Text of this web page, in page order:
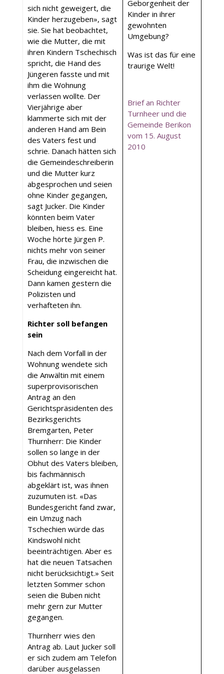
sich nicht geweigert, die
Kinder herzugeben», sagt
sie. Sie hat beobachtet,
wie die Mutter, die mit
ihren Kindern Tschechisch
spricht, die Hand des
Jüngeren fasste und mit
ihm die Wohnung
verlassen wollte. Der
Vierjährige aber
klammerte sich mit der
anderen Hand am Bein
des Vaters fest und
schrie. Danach hätten sich
die Gemeindeschreiberin
und die Mutter kurz
abgesprochen und seien
ohne Kinder gegangen,
sagt Jucker. Die Kinder
könnten beim Vater
bleiben, hiess es. Eine
Woche hörte Jürgen P.
nichts mehr von seiner
Frau, die inzwischen die
Scheidung eingereicht hat.
Dann kamen gestern die
Polizisten und
verhafteten ihn.
Richter soll befangen
sein
Nach dem Vorfall in der
Wohnung wendete sich
die Anwältin mit einem
superprovisorischen
Antrag an den
Gerichtspräsidenten des
Bezirksgerichts
Bremgarten, Peter
Thurnherr: Die Kinder
sollen so lange in der
Obhut des Vaters bleiben,
bis fachmännisch
abgeklärt ist, was ihnen
zuzumuten ist. «Das
Bundesgericht fand zwar,
ein Umzug nach
Tschechien würde das
Kindswohl nicht
beeinträchtigen. Aber es
hat die neuen Tatsachen
nicht berücksichtigt.» Seit
letzten Sommer schon
seien die Buben nicht
mehr gern zur Mutter
gegangen.
Thurnherr wies den
Antrag ab. Laut Jucker soll
er sich zudem am Telefon
darüber ausgelassen
Geborgenheit der
Kinder in ihrer
gewohnten
Umgebung?
Was ist das für eine
traurige Welt!
Brief an Richter
Turnheer und die
Gemeinde Berikon
vom 15. August
2010